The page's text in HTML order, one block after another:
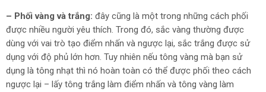
– Phối vàng và trắng: đây cũng là một trong những cách phối
được nhiều người yêu thích. Trong đó, sắc vàng thường được
dùng với vai trò tạo điểm nhấn và ngược lại, sắc trắng được sử
dụng với độ phủ lớn hơn. Tuy nhiên nếu tông vàng mà bạn sử
dụng là tông nhạt thì nó hoàn toàn có thể được phối theo cách
ngược lại – lấy tông trắng làm điểm nhấn và tông vàng làm